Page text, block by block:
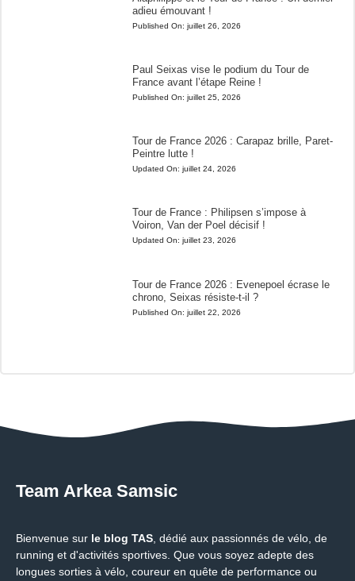
adieu émouvant !
Published On: juillet 26, 2026
Paul Seixas vise le podium du Tour de
France avant l’étape Reine !
Published On: juillet 25, 2026
Tour de France 2026 : Carapaz brille, Paret-
Peintre lutte !
Updated On: juillet 24, 2026
Tour de France : Philipsen s’impose à
Voiron, Van der Poel décisif !
Updated On: juillet 23, 2026
Tour de France 2026 : Evenepoel écrase le
chrono, Seixas résiste-t-il ?
Published On: juillet 22, 2026
Team Arkea Samsic
Bienvenue sur le blog TAS, dédié aux passionnés de vélo, de
running et d'activités sportives. Que vous soyez adepte des
longues sorties à vélo, coureur en quête de performance ou